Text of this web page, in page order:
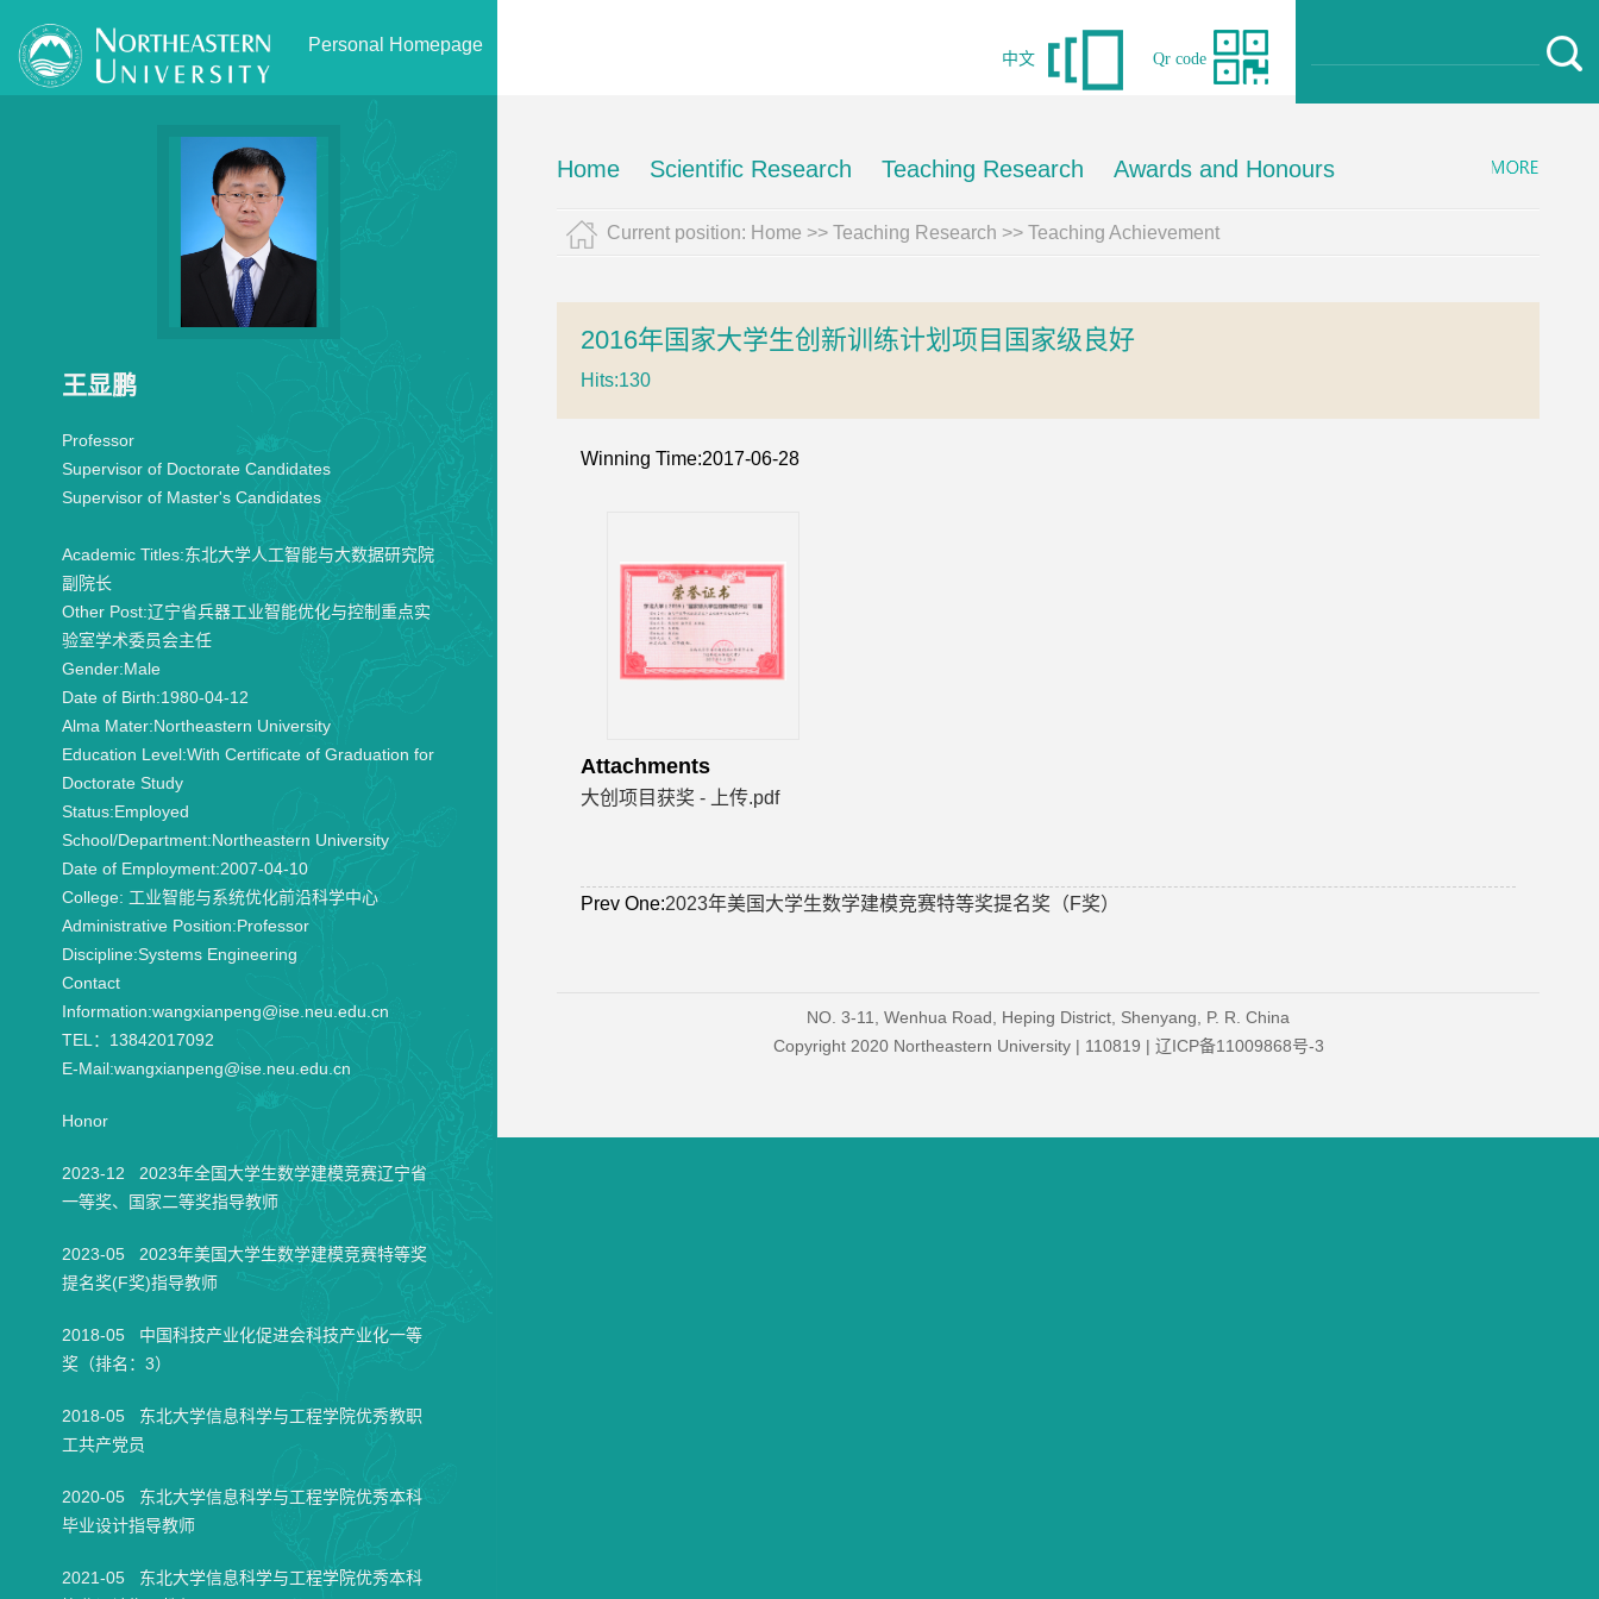
Personal Homepage
Qr code
中文
王显鹏
Professor
Supervisor of Doctorate Candidates
Supervisor of Master's Candidates
Academic Titles:东北大学人工智能与大数据研究院
副院长
Other Post:辽宁省兵器工业智能优化与控制重点实
验室学术委员会主任
Gender:Male
Date of Birth:1980-04-12
Alma Mater:Northeastern University
Education Level:With Certificate of Graduation for
Doctorate Study
Status:Employed
School/Department:Northeastern University
Date of Employment:2007-04-10
College: 工业智能与系统优化前沿科学中心
Administrative Position:Professor
Discipline:Systems Engineering
Contact
Information:wangxianpeng@ise.neu.edu.cn
TEL：13842017092
E-Mail:wangxianpeng@ise.neu.edu.cn
Honor
2023-12 2023年全国大学生数学建模竞赛辽宁省
一等奖、国家二等奖指导教师
2023-05 2023年美国大学生数学建模竞赛特等奖
提名奖(F奖)指导教师
2018-05 中国科技产业化促进会科技产业化一等
奖（排名：3）
2018-05 东北大学信息科学与工程学院优秀教职
工共产党员
2020-05 东北大学信息科学与工程学院优秀本科
毕业设计指导教师
2021-05 东北大学信息科学与工程学院优秀本科
Home Scientific Research Teaching Research Awards and Honours
Current position: Home >> Teaching Research >> Teaching Achievement
2016年国家大学生创新训练计划项目国家级良好
Hits:130
Winning Time:2017-06-28
Attachments
大创项目获奖 - 上传.pdf
Prev One:2023年美国大学生数学建模竞赛特等奖提名奖（F奖）
NO. 3-11, Wenhua Road, Heping District, Shenyang, P. R. China
Copyright 2020 Northeastern University | 110819 | 辽ICP备11009868号-3